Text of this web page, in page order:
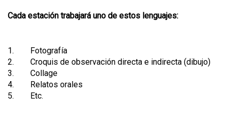
Cada estación trabajará uno de estos lenguajes:
1. Fotografía
2. Croquis de observación directa e indirecta (dibujo)
3. Collage
4. Relatos orales
5. Etc.